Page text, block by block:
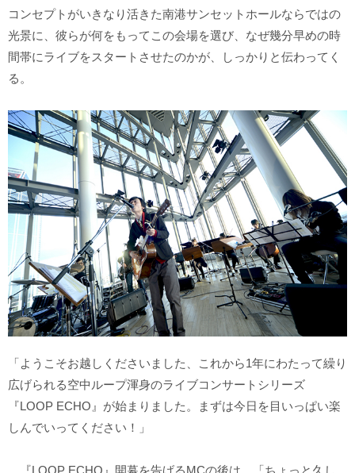
コンセプトがいきなり活きた南港サンセットホールならではの
光景に、彼らが何をもってこの会場を選び、なぜ幾分早めの時
間帯にライブをスタートさせたのかが、しっかりと伝わってく
る。
「ようこそお越しくださいました、これから1年にわたって繰り
広げられる空中ループ渾身のライブコンサートシリーズ
『LOOP ECHO』が始まりました。まずは今日を目いっぱい楽
しんでいってください！」